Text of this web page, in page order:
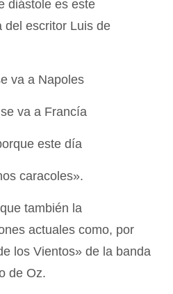
diástole es este
del escritor Luis de
va a Napoles
va a Francía
este día
caracoles».
también la
actuales como, por
los Vientos» de la banda
de Oz.